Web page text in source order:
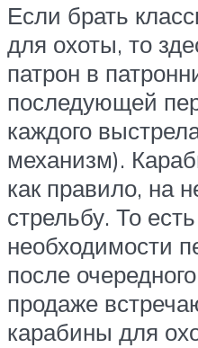
Если брать
для охоты, то
патрон в
последующей
каждого
механизм).
как правило, на
стрельбу. То
необходимости
после
продаже
карабины для